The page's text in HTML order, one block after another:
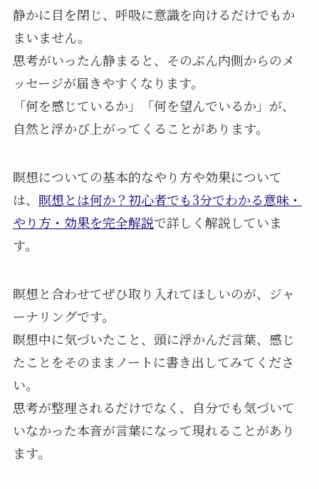
静かに目を閉じ、呼吸に意識を向けるだけでもか
まいません。
思考がいったん静まると、そのぶん内側からのメ
ッセージが届きやすくなります。
「何を感じているか」「何を望んでいるか」が、
自然と浮かび上がってくることがあります。
瞑想についての基本的なやり方や効果について
は、 瞑想とは何か？初心者でも3分でわかる意味・
やり方・効果を完全解説で詳しく解説していま
す。
瞑想と合わせてぜひ取り入れてほしいのが、ジャ
ーナリングです。
瞑想中に気づいたこと、頭に浮かんだ言葉、感じ
たことをそのままノートに書き出してみてくださ
い。
思考が整理されるだけでなく、自分でも気づいて
いなかった本音が言葉になって現れることがあり
ます。